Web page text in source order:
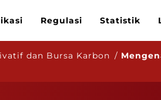
Regulasi Statistik
dan Bursa Karbon /